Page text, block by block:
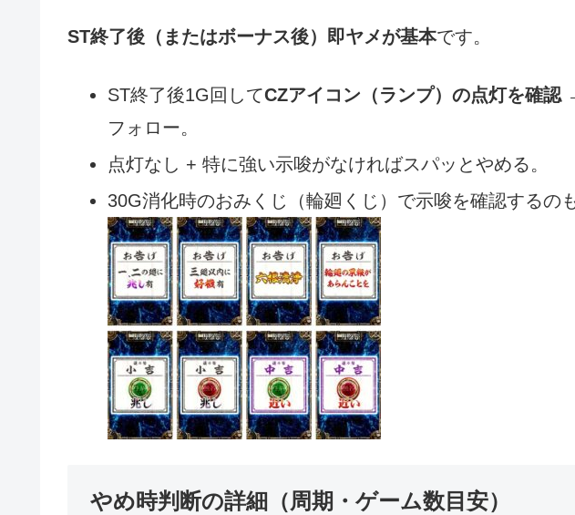
ST終了後（またはボーナス後）即ヤメが基本です。
ST終了後1G回してCZアイコン（ランプ）の点灯を確認
フォロー。
点灯なし + 特に強い示唆がなければスパッとやめる。
30G消化時のおみくじ（輪廻くじ）で示唆を確認するの
やめ時判断の詳細（周期・ゲーム数目安）